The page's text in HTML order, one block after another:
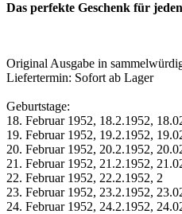
Das perfekte Geschenk für
Original Ausgabe in
Liefertermin: Sofort ab Lager
Geburtstage:
18. Februar 1952, 18.2.1952,
19. Februar 1952, 19.2.1952,
20. Februar 1952, 20.2.1952,
21. Februar 1952, 21.2.1952,
22. Februar 1952, 22.2.1952, 2
23. Februar 1952, 23.2.1952,
24. Februar 1952, 24.2.1952,